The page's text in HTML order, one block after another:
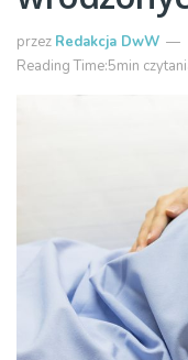
przez Redakcja DwW
Reading Time:5min